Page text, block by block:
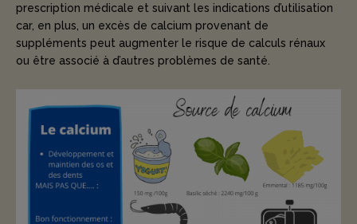
prescription médicale et suivant les indications d’utilisation
car, en plus, un excès de calcium provenant de
suppléments peut augmenter le risque de calculs rénaux
ou être associé à d’autres problèmes de santé.